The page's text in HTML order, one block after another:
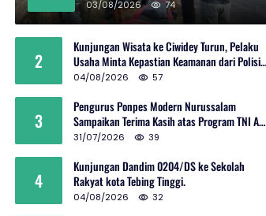
Rp600 Juta
03/08/2026 74
2
Kunjungan Wisata ke Ciwidey Turun, Pelaku
Usaha Minta Kepastian Keamanan dari Polisi
dan Pemprov Jabar
04/08/2026 57
3
Pengurus Ponpes Modern Nurussalam
Sampaikan Terima Kasih atas Program TNI AD
Manunggal Air
31/07/2026 39
4
Kunjungan Dandim 0204/DS ke Sekolah
Rakyat kota Tebing Tinggi.
04/08/2026 32